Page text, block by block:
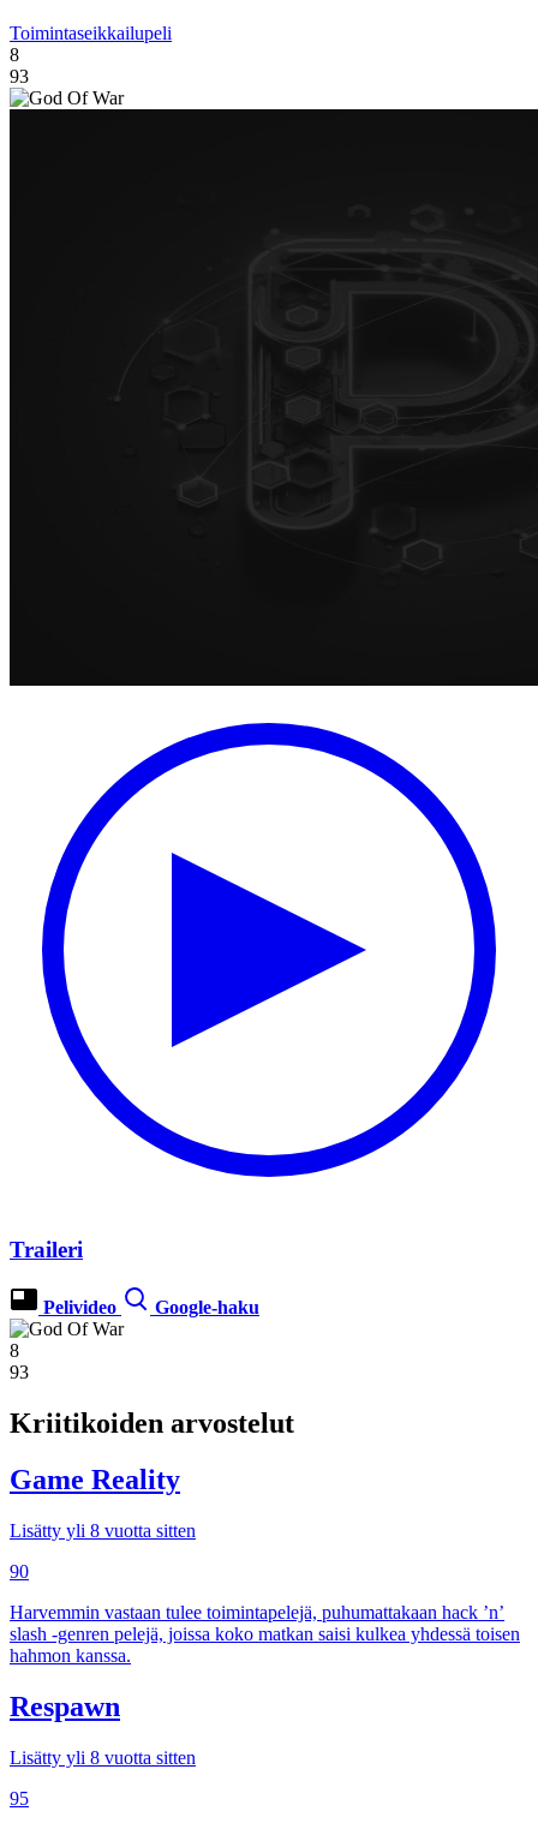
Toimintaseikkailupeli
8
93
Traileri
Pelivideo Google-haku
8
93
Kriitikoiden arvostelut
Game Reality
Lisätty yli 8 vuotta sitten
90
Harvemmin vastaan tulee toimintapelejä, puhumattakaan hack ’n’
slash -genren pelejä, joissa koko matkan saisi kulkea yhdessä toisen
hahmon kanssa.
Respawn
Lisätty yli 8 vuotta sitten
95